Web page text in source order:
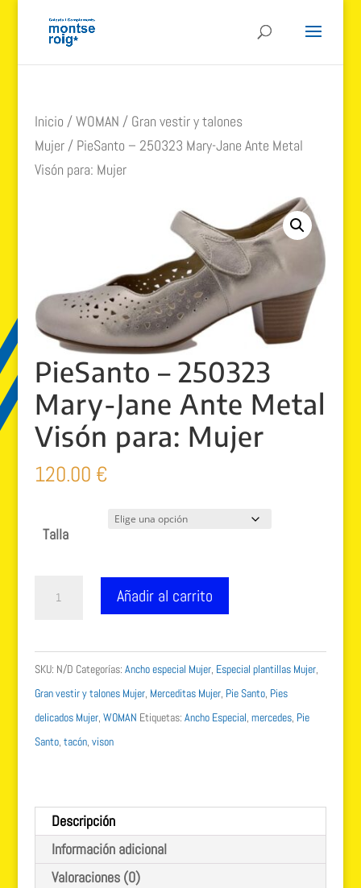
Inicio /WOMAN / Gran vestir y talones
Mujer/ PieSanto – 250323 Mary-Jane Ante Metal
Visón para: Mujer
PieSanto – 250323
Mary-Jane Ante Metal
Visón para: Mujer
120.00 €
Talla
Mujer
cantidad
Añadir al carrito
SKU: N/D Categorías: Ancho especial Mujer, Especial plantillas Mujer,
Gran vestir y talones Mujer, Merceditas Mujer, Pie Santo, Pies
delicados Mujer, WOMAN Etiquetas: Ancho Especial, mercedes, Pie
Santo, tacón, vison
Descripción
Información adicional
Valoraciones (0)